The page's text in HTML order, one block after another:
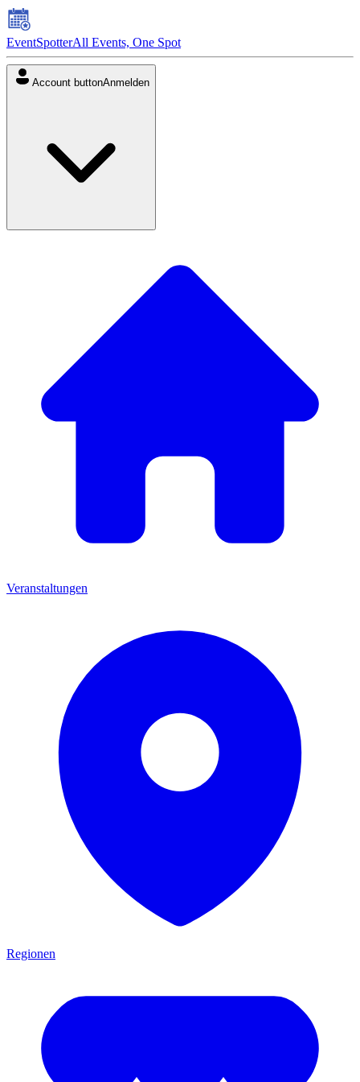
EventSpotterAll Events, One Spot
Account buttonAnmelden
Veranstaltungen
Regionen